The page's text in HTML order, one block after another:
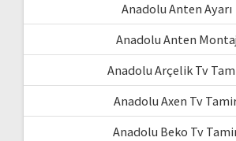
Anadolu Anten Ayarı
Anadolu Anten Montaj
Anadolu Arçelik Tv
Anadolu Axen Tv
Anadolu Beko Tv